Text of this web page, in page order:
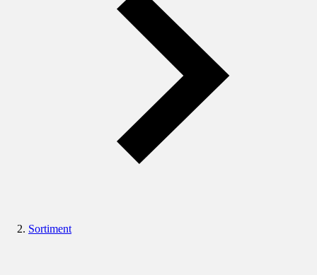
Sortiment